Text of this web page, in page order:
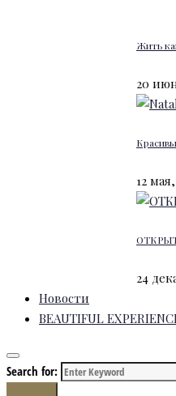
Жить
20
12
24
Новости
BEAUTIFUL
Search for: